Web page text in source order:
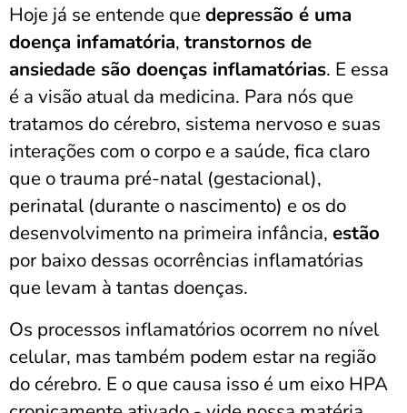
Hoje já se entende que depressão é uma
doença infamatória, transtornos de
ansiedade são doenças inflamatórias. E essa
é a visão atual da medicina. Para nós que
tratamos do cérebro, sistema nervoso e suas
interações com o corpo e a saúde, fica claro
que o trauma pré-natal (gestacional),
perinatal (durante o nascimento) e os do
desenvolvimento na primeira infância, estão
por baixo dessas ocorrências inflamatórias
que levam à tantas doenças.
Os processos inflamatórios ocorrem no nível
celular, mas também podem estar na região
do cérebro. E o que causa isso é um eixo HPA